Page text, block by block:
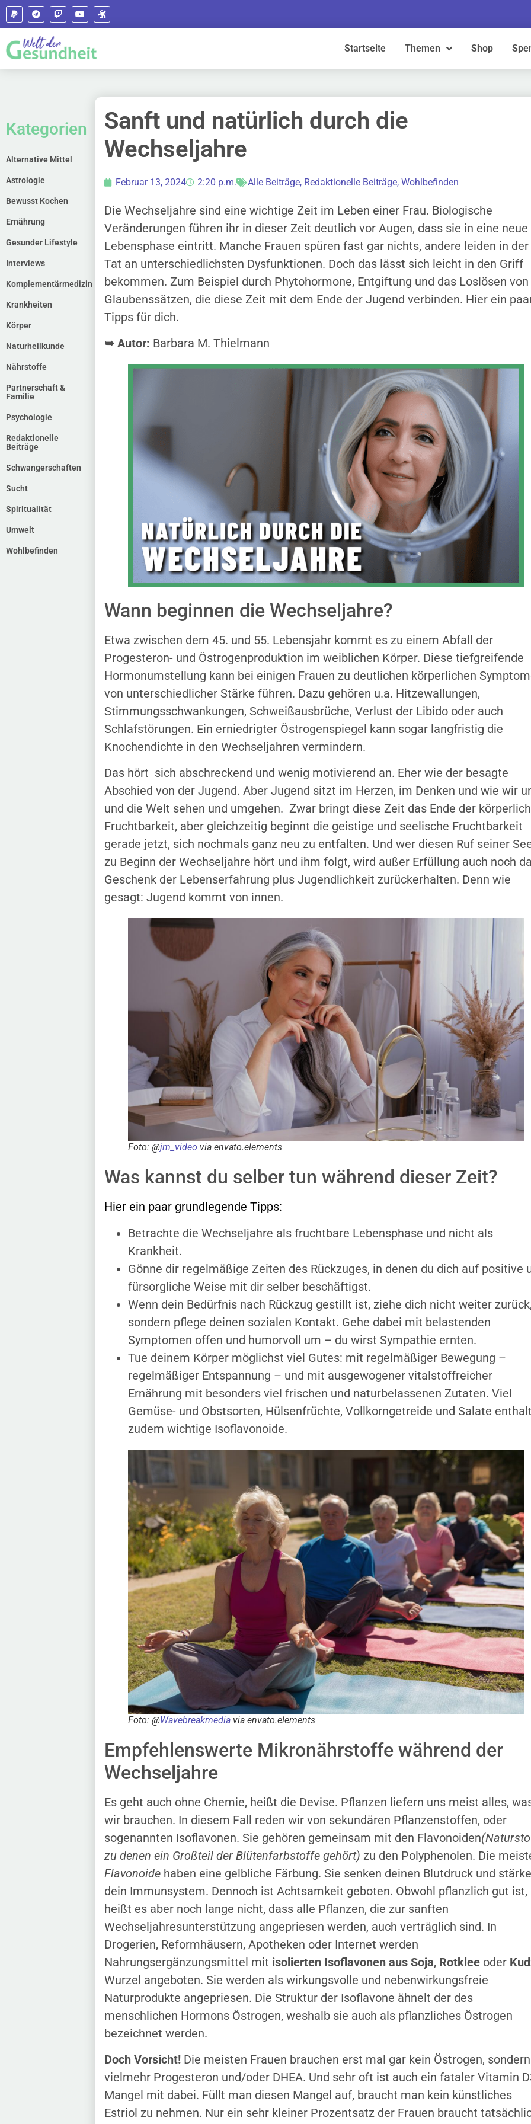
Startseite Themen Shop
Kategorien
Alternative Mittel
Astrologie
Bewusst Kochen
Ernährung
Gesunder Lifestyle
Interviews
Komplementärmedizin
Krankheiten
Körper
Naturheilkunde
Nährstoffe
Partnerschaft &
Familie
Psychologie
Redaktionelle
Beiträge
Schwangerschaften
Sucht
Spiritualität
Umwelt
Wohlbefinden
Sanft und natürlich durch die
Wechseljahre
Februar 13, 2024 2:20 p.m. Alle Beiträge, Redaktionelle Beiträge, Wohlbefinden
Die Wechseljahre sind eine wichtige Zeit im Leben einer Frau. Biologische
Veränderungen führen ihr in dieser Zeit deutlich vor Augen, dass sie in eine neue
Lebensphase eintritt. Manche Frauen spüren fast gar nichts, andere leiden in der
Tat an unterschiedlichsten Dysfunktionen. Doch das lässt sich leicht in den Griff
bekommen. Zum Beispiel durch Phytohormone, Entgiftung und das Loslösen von
Glaubenssätzen, die diese Zeit mit dem Ende der Jugend verbinden. Hier ein
Tipps für dich.
➥ Autor: Barbara M. Thielmann
Wann beginnen die Wechseljahre?
Etwa zwischen dem 45. und 55. Lebensjahr kommt es zu einem Abfall der
Progesteron- und Östrogenproduktion im weiblichen Körper. Diese tiefgreifende
Hormonumstellung kann bei einigen Frauen zu deutlichen körperlichen
von unterschiedlicher Stärke führen. Dazu gehören u.a. Hitzewallungen,
Stimmungsschwankungen, Schweißausbrüche, Verlust der Libido oder auch
Schlafstörungen. Ein erniedrigter Östrogenspiegel kann sogar langfristig die
Knochendichte in den Wechseljahren vermindern.
Das hört sich abschreckend und wenig motivierend an. Eher wie der besagte
Abschied von der Jugend. Aber Jugend sitzt im Herzen, im Denken und wie wir
und die Welt sehen und umgehen. Zwar bringt diese Zeit das Ende der
Fruchtbarkeit, aber gleichzeitig beginnt die geistige und seelische Fruchtbarkeit
gerade jetzt, sich nochmals ganz neu zu entfalten. Und wer diesen Ruf seiner
zu Beginn der Wechseljahre hört und ihm folgt, wird außer Erfüllung auch noch
Geschenk der Lebenserfahrung plus Jugendlichkeit zurückerhalten. Denn wie
gesagt: Jugend kommt von innen.
Foto: @jm_video via envato.elements
Was kannst du selber tun während dieser Zeit?
Hier ein paar grundlegende Tipps:
Betrachte die Wechseljahre als fruchtbare Lebensphase und nicht als
Krankheit.
Gönne dir regelmäßige Zeiten des Rückzuges, in denen du dich auf positive
fürsorgliche Weise mit dir selber beschäftigst.
Wenn dein Bedürfnis nach Rückzug gestillt ist, ziehe dich nicht weiter
sondern pflege deinen sozialen Kontakt. Gehe dabei mit belastenden
Symptomen offen und humorvoll um – du wirst Sympathie ernten.
Tue deinem Körper möglichst viel Gutes: mit regelmäßiger Bewegung –
regelmäßiger Entspannung – und mit ausgewogener vitalstoffreicher
Ernährung mit besonders viel frischen und naturbelassenen Zutaten. Viel
Gemüse- und Obstsorten, Hülsenfrüchte, Vollkorngetreide und Salate
zudem wichtige Isoflavonoide.
Foto: @Wavebreakmediavia envato.elements
Empfehlenswerte Mikronährstoffe während der
Wechseljahre
Es geht auch ohne Chemie, heißt die Devise. Pflanzen liefern uns meist alles,
wir brauchen. In diesem Fall reden wir von sekundären Pflanzenstoffen, oder
sogenannten Isoflavonen. Sie gehören gemeinsam mit den Flavonoiden
zu denen ein Großteil der Blütenfarbstoffe gehört) zu den Polyphenolen. Die
Flavonoidehaben eine gelbliche Färbung. Sie senken deinen Blutdruck und
dein Immunsystem. Dennoch ist Achtsamkeit geboten. Obwohl pflanzlich gut ist,
heißt es aber noch lange nicht, dass alle Pflanzen, die zur sanften
Wechseljahresunterstützung angepriesen werden, auch verträglich sind. In
Drogerien, Reformhäusern, Apotheken oder Internet werden
Nahrungsergänzungsmittel mit isolierten Isoflavonen aus Soja, Rotkleeoder
Wurzel angeboten. Sie werden als wirkungsvolle und nebenwirkungsfreie
Naturprodukte angepriesen. Die Struktur der Isoflavone ähnelt der des
menschlichen Hormons Östrogen, weshalb sie auch als pflanzliches Östrogen
bezeichnet werden.
Doch Vorsicht! Die meisten Frauen brauchen erst mal gar kein Östrogen, sondern
vielmehr Progesteron und/oder DHEA. Und sehr oft ist auch ein fataler Vitamin
Mangel mit dabei. Füllt man diesen Mangel auf, braucht man kein künstliches
Estriol zu nehmen. Nur ein sehr kleiner Prozentsatz der Frauen braucht